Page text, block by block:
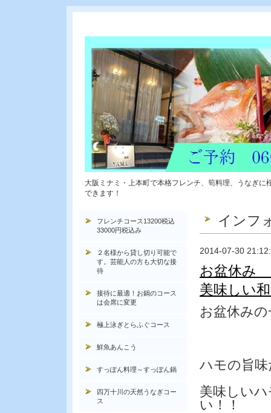
大阪ミナミ・上本町で本格フレンチ、筍料理、うなぎ
できます！
インフ
2014-07-30
お盆休み
美味しい
お盆休み
ハモの旨
美味しい
い！！
フレンチコース13200税込
33000円税込み
２名様から貸し切り可能で
す。芸能人の方も大切な接
待
接待に最適！お鍋のコース
は会席に変更
極上泳ぎとらふぐコース
鮮魚あんこう
すっぽん料理～すっぽん鍋
四万十川の天然うなぎコー
ス